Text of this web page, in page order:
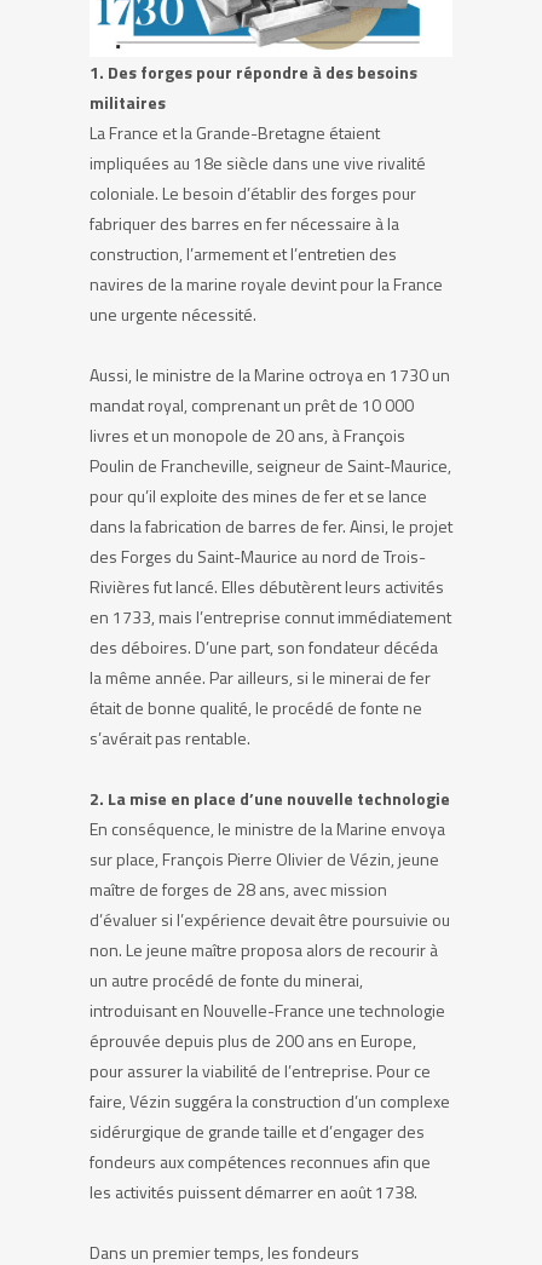
1. Des forges pour répondre à des besoins
militaires
La France et la Grande-Bretagne étaient
impliquées au 18e siècle dans une vive rivalité
coloniale. Le besoin d’établir des forges pour
fabriquer des barres en fer nécessaire à la
construction, l’armement et l’entretien des
navires de la marine royale devint pour la France
une urgente nécessité.
Aussi, le ministre de la Marine octroya en 1730 un
mandat royal, comprenant un prêt de 10 000
livres et un monopole de 20 ans, à François
Poulin de Francheville, seigneur de Saint-Maurice,
pour qu’il exploite des mines de fer et se lance
dans la fabrication de barres de fer. Ainsi, le projet
des Forges du Saint-Maurice au nord de Trois-
Rivières fut lancé. Elles débutèrent leurs activités
en 1733, mais l’entreprise connut immédiatement
des déboires. D’une part, son fondateur décéda
la même année. Par ailleurs, si le minerai de fer
était de bonne qualité, le procédé de fonte ne
s’avérait pas rentable.
2. La mise en place d’une nouvelle technologie
En conséquence, le ministre de la Marine envoya
sur place, François Pierre Olivier de Vézin, jeune
maître de forges de 28 ans, avec mission
d’évaluer si l’expérience devait être poursuivie ou
non. Le jeune maître proposa alors de recourir à
un autre procédé de fonte du minerai,
introduisant en Nouvelle-France une technologie
éprouvée depuis plus de 200 ans en Europe,
pour assurer la viabilité de l’entreprise. Pour ce
faire, Vézin suggéra la construction d’un complexe
sidérurgique de grande taille et d’engager des
fondeurs aux compétences reconnues afin que
les activités puissent démarrer en août 1738.
Dans un premier temps, les fondeurs